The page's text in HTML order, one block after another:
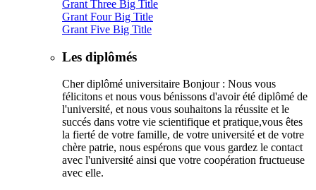
Grant Three Big Title
Grant Four Big Title
Grant Five Big Title
Les diplômés
Cher diplômé universitaire Bonjour : Nous vous
félicitons et nous vous bénissons d'avoir été diplômé de
l'université, et nous vous souhaitons la réussite et le
succés dans votre vie scientifique et pratique,vous êtes
la fierté de votre famille, de votre université et de votre
chère patrie, nous espérons que vous gardez le contact
avec l'université ainsi que votre coopération fructueuse
avec elle.